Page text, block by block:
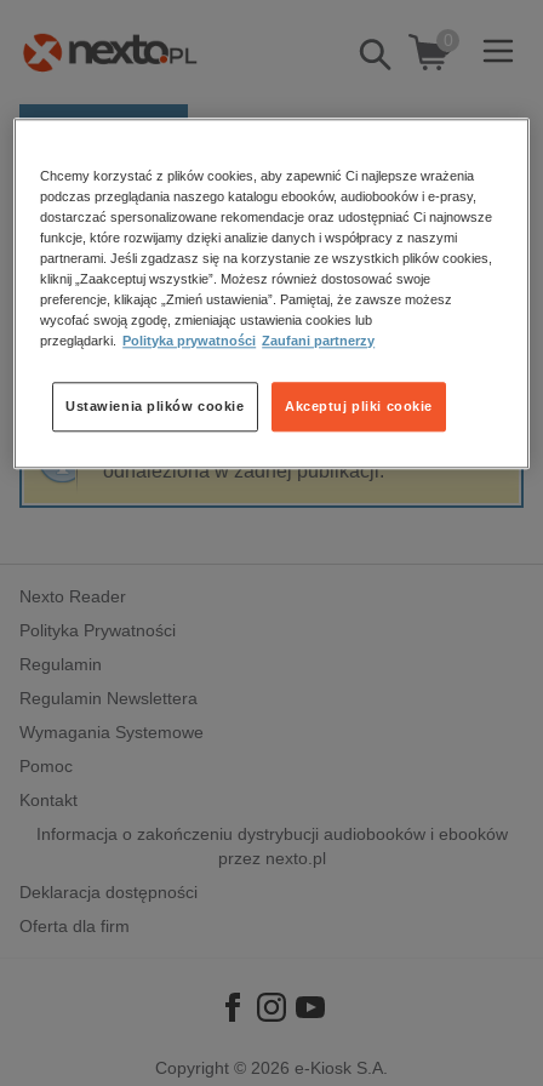
Pokaż/schowaj
wyszukiwarkę
0
Kategorie
Zobacz wszystkie E-prasa
budownictwo, aranżacja wnętrz
biznesowe, branżowe, gospodarka
dzienniki
edukacja
hobby, sport, rozrywka
komputery, internet, technologie, informatyka
polityka, społeczno-informacyjne
psychologiczne
inne
popularno-naukowe
historia
Strona główna Władysław Kądziołka
Władysław Kądziołka
Sortowanie Filtrowanie
odnaleziona w żadnej publikacji.
Nexto Reader
Polityka Prywatności
Regulamin
Regulamin Newslettera
Wymagania Systemowe
Pomoc
Kontakt
Informacja o zakończeniu dystrybucji audiobooków i ebooków
przez nexto.pl
Deklaracja dostępności
Oferta dla firm
Copyright © 2026 e-Kiosk S.A.
Chcemy korzystać z plików cookies, aby zapewnić Ci najlepsze wrażenia
podczas przeglądania naszego katalogu ebooków, audiobooków i e-prasy,
dostarczać spersonalizowane rekomendacje oraz udostępniać Ci najnowsze
funkcje, które rozwijamy dzięki analizie danych i współpracy z naszymi
partnerami. Jeśli zgadzasz się na korzystanie ze wszystkich plików cookies,
kliknij „Zaakceptuj wszystkie”. Możesz również dostosować swoje
preferencje, klikając „Zmień ustawienia”. Pamiętaj, że zawsze możesz
wycofać swoją zgodę, zmieniając ustawienia cookies lub
przeglądarki.
Polityka prywatności Zaufani partnerzy
Akceptuj pliki cookie
Ustawienia plików cookie